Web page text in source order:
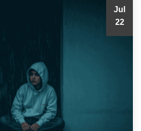
Jul
22